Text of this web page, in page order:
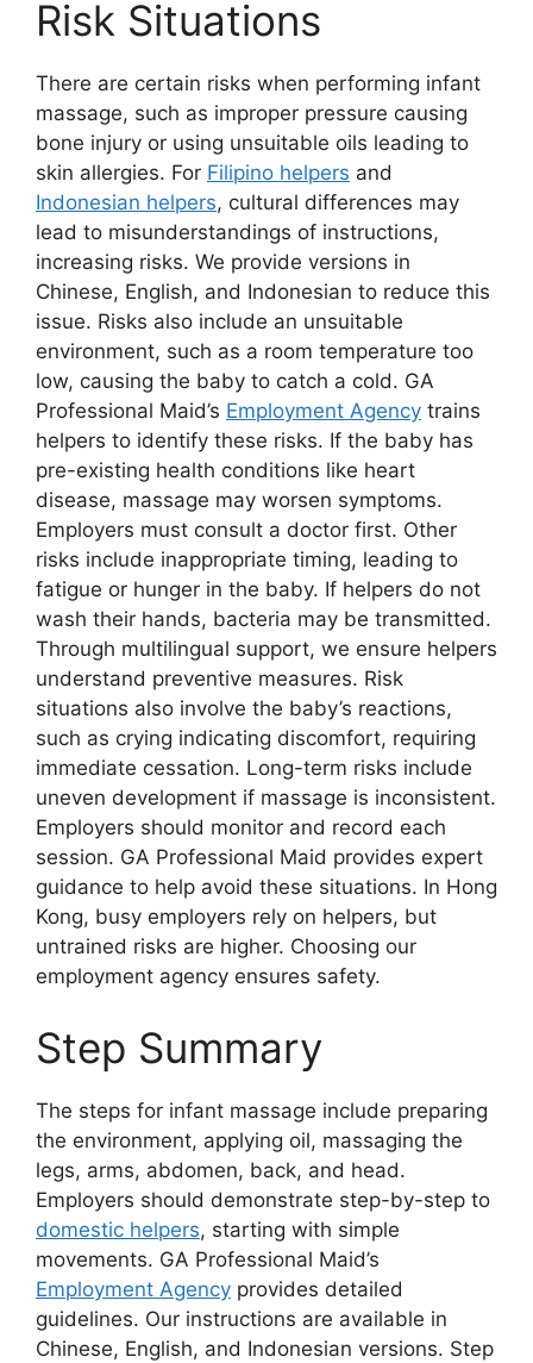
Risk Situations
There are certain risks when performing infant
massage, such as improper pressure causing
bone injury or using unsuitable oils leading to
skin allergies. For Filipino helpers and
Indonesian helpers, cultural differences may
lead to misunderstandings of instructions,
increasing risks. We provide versions in
Chinese, English, and Indonesian to reduce this
issue. Risks also include an unsuitable
environment, such as a room temperature too
low, causing the baby to catch a cold. GA
Professional Maid’s Employment Agency trains
helpers to identify these risks. If the baby has
pre-existing health conditions like heart
disease, massage may worsen symptoms.
Employers must consult a doctor first. Other
risks include inappropriate timing, leading to
fatigue or hunger in the baby. If helpers do not
wash their hands, bacteria may be transmitted.
Through multilingual support, we ensure helpers
understand preventive measures. Risk
situations also involve the baby’s reactions,
such as crying indicating discomfort, requiring
immediate cessation. Long-term risks include
uneven development if massage is inconsistent.
Employers should monitor and record each
session. GA Professional Maid provides expert
guidance to help avoid these situations. In Hong
Kong, busy employers rely on helpers, but
untrained risks are higher. Choosing our
employment agency ensures safety.
Step Summary
The steps for infant massage include preparing
the environment, applying oil, massaging the
legs, arms, abdomen, back, and head.
Employers should demonstrate step-by-step to
domestic helpers, starting with simple
movements. GA Professional Maid’s
Employment Agency provides detailed
guidelines. Our instructions are available in
Chinese, English, and Indonesian versions. Step